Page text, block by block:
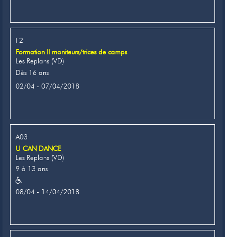
F2
Formation II moniteurs/trices de camps
Les Replans (VD)
Dès 16 ans
02/04 - 07/04/2018
A03
U CAN DANCE
Les Replans (VD)
9 à 13 ans
08/04 - 14/04/2018